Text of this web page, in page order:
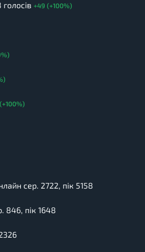
+49 (+100%)
сер. 2722, пік 5158
846, пік 1648